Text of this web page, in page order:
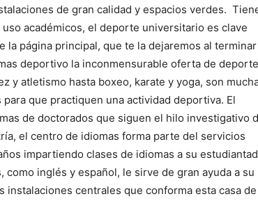
de gran calidad y espacios verdes.
académicos, el deporte universitario es clave
página principal, que te la dejaremos al terminar
deportivo la inconmensurable oferta de
y atletismo hasta boxeo, karate y yoga, son
que practiquen una actividad deportiva. El
de doctorados que siguen el hilo investigativo
el centro de idiomas forma parte del servicios
impartiendo clases de idiomas a su
inglés y español, le sirve de gran ayuda a su
centrales que conforma esta casa de